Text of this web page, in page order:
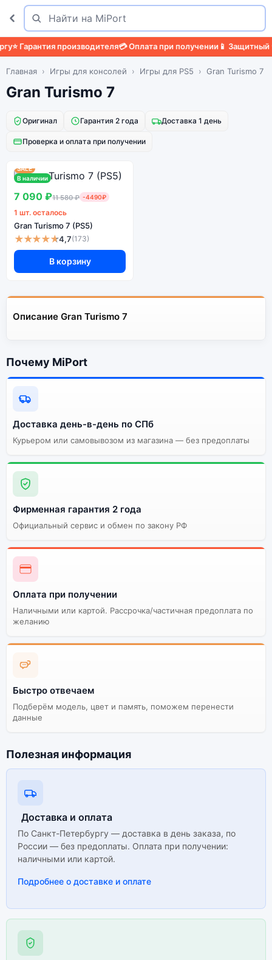
Поиск
Найти
⭐ Гарантия производителя💳 Оплата при получении📱 Защитный
Главная Игры для консолей Игры для PS5 Gran Turismo 7
Gran Turismo 7
Оригинал Гарантия 2 года Доставка 1 день
Проверка и оплата при получении
SALE
В наличии
7 090 ₽11 580 ₽ -4490₽
1 шт. осталось
Gran Turismo 7 (PS5)
★★★★★4,7(173)
В корзину
Описание Gran Turismo 7
Почему MiPort
Доставка день-в-день по СПб
Курьером или самовывозом из магазина — без предоплаты
Фирменная гарантия 2 года
Официальный сервис и обмен по закону РФ
Оплата при получении
Наличными или картой. Рассрочка/частичная предоплата по
желанию
Быстро отвечаем
Подберём модель, цвет и память, поможем перенести
данные
Полезная информация
Доставка и оплата
По Санкт-Петербургу — доставка в день заказа, по
России — без предоплаты. Оплата при получении:
наличными или картой.
Подробнее о доставке и оплате